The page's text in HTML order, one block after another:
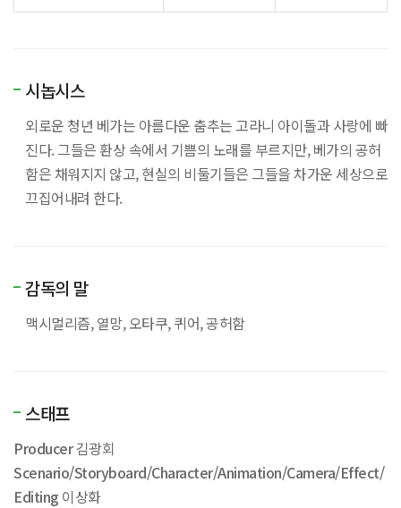
시놉시스
외로운 청년 베가는 아름다운 춤추는 고라니 아이돌과 사랑에 빠
진다. 그들은 환상 속에서 기쁨의 노래를 부르지만, 베가의 공허
함은 채워지지 않고, 현실의 비둘기들은 그들을 차가운 세상으로
끄집어내려 한다.
감독의 말
맥시멀리즘, 열망, 오타쿠, 퀴어, 공허함
스태프
Producer김광회
Scenario/Storyboard/Character/Animation/Camera/Effect/
Editing 이상화